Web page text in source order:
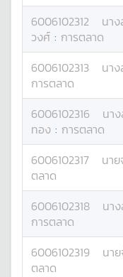
6006102312 นาง
วงศ์ : การตลาด
6006102313 นาง
การตลาด
6006102316 นา
ทอง : การตลาด
6006102317 นาย
ตลาด
6006102318 นา
การตลาด
6006102319 นาย
ตลาด